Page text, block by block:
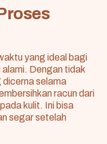
yang ideal bagi
Dengan tidak
dicerna selama
racun dari
kulit. Ini bisa
segar setelah